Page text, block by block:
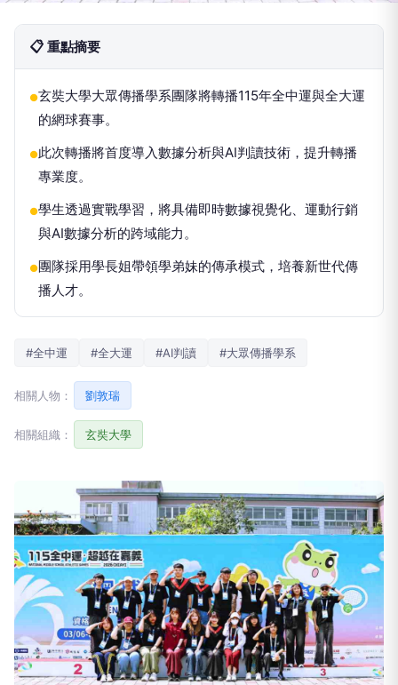
📋 重點摘要
●玄奘大學大眾傳播學系團隊將轉播115年全中運與全大運
的網球賽事。
●此次轉播將首度導入數據分析與AI判讀技術，提升轉播
專業度。
●學生透過實戰學習，將具備即時數據視覺化、運動行銷
與AI數據分析的跨域能力。
●團隊採用學長姐帶領學弟妹的傳承模式，培養新世代傳
播人才。
#全中運 #全大運 #AI判讀 #大眾傳播學系
相關人物： 劉敦瑞
相關組織： 玄奘大學